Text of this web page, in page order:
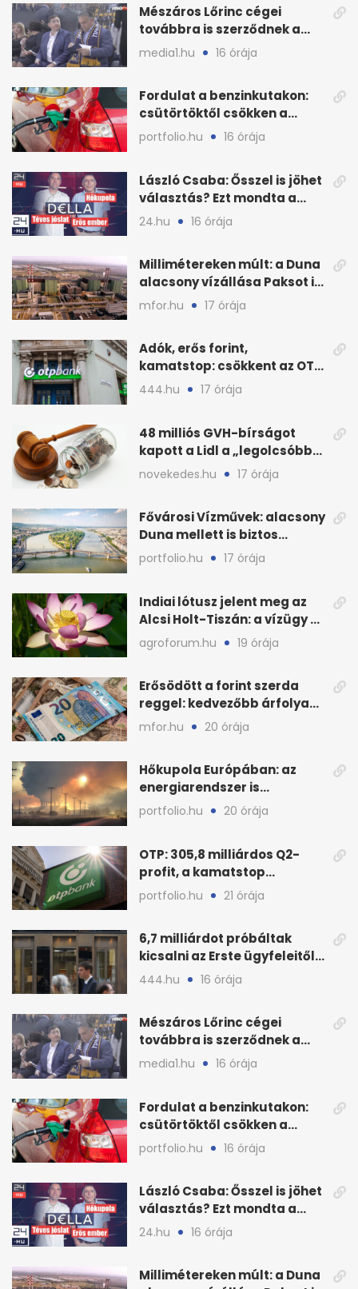
Mészáros Lőrinc cégei
továbbra is szerződnek a
közmédiával
media1.hu 16 órája
Fordulat a benzinkutakon:
csütörtöktől csökken a
benzin nagykerára
portfolio.hu 16 órája
László Csaba: Ősszel is jöhet
választás? Ezt mondta a
Dellában
24.hu 16 órája
Millimétereken múlt: a Duna
alacsony vízállása Paksot is
veszélyeztette
mfor.hu 17 órája
Adók, erős forint,
kamatstop: csökkent az OTP
eredménye
444.hu 17 órája
48 milliós GVH-bírságot
kapott a Lidl a „legolcsóbb”
állítás miatt
novekedes.hu 17 órája
Fővárosi Vízművek: alacsony
Duna mellett is biztos
Budapest ivóvize
portfolio.hu 17 órája
Indiai lótusz jelent meg az
Alcsi Holt-Tiszán: a vízügy a
stégtulajdonosokat kéri
agroforum.hu 19 órája
Erősödött a forint szerda
reggel: kedvezőbb árfolyam
az euróhoz képest
mfor.hu 20 órája
Hőkupola Európában: az
energiarendszer is
túlmelegszik, nő a kockázat
portfolio.hu 20 órája
OTP: 305,8 milliárdos Q2-
profit, a kamatstop
mozgatta az eredményt
portfolio.hu 21 órája
6,7 milliárdot próbáltak
kicsalni az Erste ügyfeleitől
az első félévben
444.hu 16 órája
Mészáros Lőrinc cégei
továbbra is szerződnek a
közmédiával
media1.hu 16 órája
Fordulat a benzinkutakon:
csütörtöktől csökken a
benzin nagykerára
portfolio.hu 16 órája
László Csaba: Ősszel is jöhet
választás? Ezt mondta a
Dellában
24.hu 16 órája
Millimétereken múlt: a Duna